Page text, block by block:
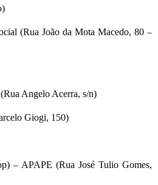
(Rua João da Mota Macedo, 80 –
Angelo Acerra, s/n)
Giogi, 150)
– APAPE (Rua José Tulio Gomes,